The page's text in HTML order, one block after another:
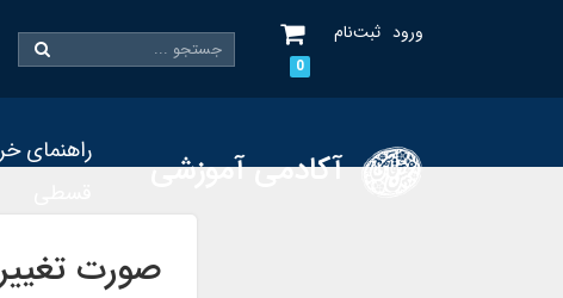
ورود ثبت‌نام
0
آکادمی آموزشی
راهنمای
صورت